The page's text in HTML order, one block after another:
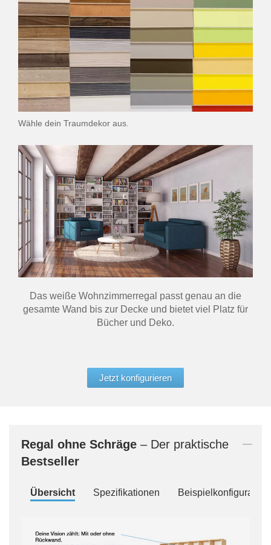
Wähle dein Traumdekor aus.
Das weiße Wohnzimmerregal passt genau an die
gesamte Wand bis zur Decke und bietet viel Platz für
Bücher und Deko.
Jetzt konfigurieren
Regal ohne Schräge – Der praktische
Bestseller
Übersicht Spezifikationen